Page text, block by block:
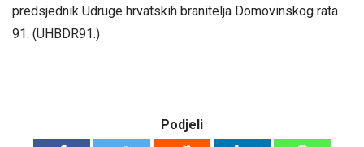
predsjednik Udruge hrvatskih branitelja Domovinskog rata
91. (UHBDR91.)
Podjeli